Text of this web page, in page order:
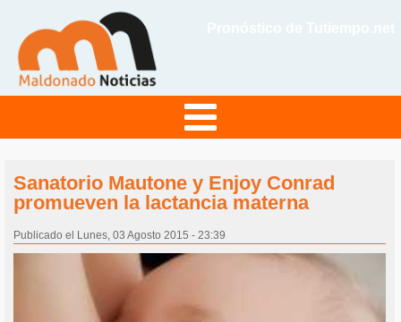
Sanatorio Mautone y Enjoy Conrad
promueven la lactancia materna
Publicado el Lunes, 03 Agosto 2015 - 23:39